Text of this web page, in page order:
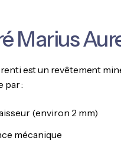
Marius
est un revêtement
par :
(environ 2 mm)
mécanique